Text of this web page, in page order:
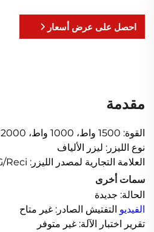
احصل على عرض أسعار
مقدمة
القوة: 1500 واط، 1000 واط، 2000 واط
نوع الليزر: ليزر الألياف
العلامة التجارية لمصدر الليزر: MAX/Raycus/JPT/IPG/Reci
سمات أخرى
الحالة: جديدة
الفيديو التفتيش الصادر: غير متاح
تقرير اختبار الآلة: غير متوفر